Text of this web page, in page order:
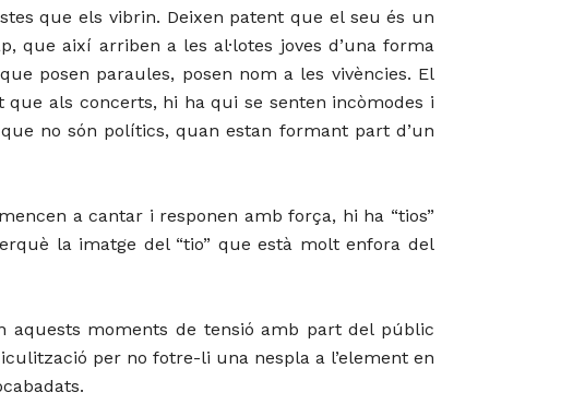
que els vibrin. Deixen patent que el seu és un
així arriben a les al·lotes joves d’una forma
posen paraules, posen nom a les vivències. El
als concerts, hi ha qui se senten incòmodes i
no són polítics, quan estan formant part d’un
a cantar i responen amb força, hi ha “tios”
la imatge del “tio” que està molt enfora del
aquests moments de tensió amb part del públic
per no fotre-li una nespla a l’element en